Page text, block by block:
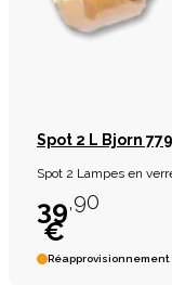
Spot 2 L Bjorn
Spot 2 Lampes en
39,90
€